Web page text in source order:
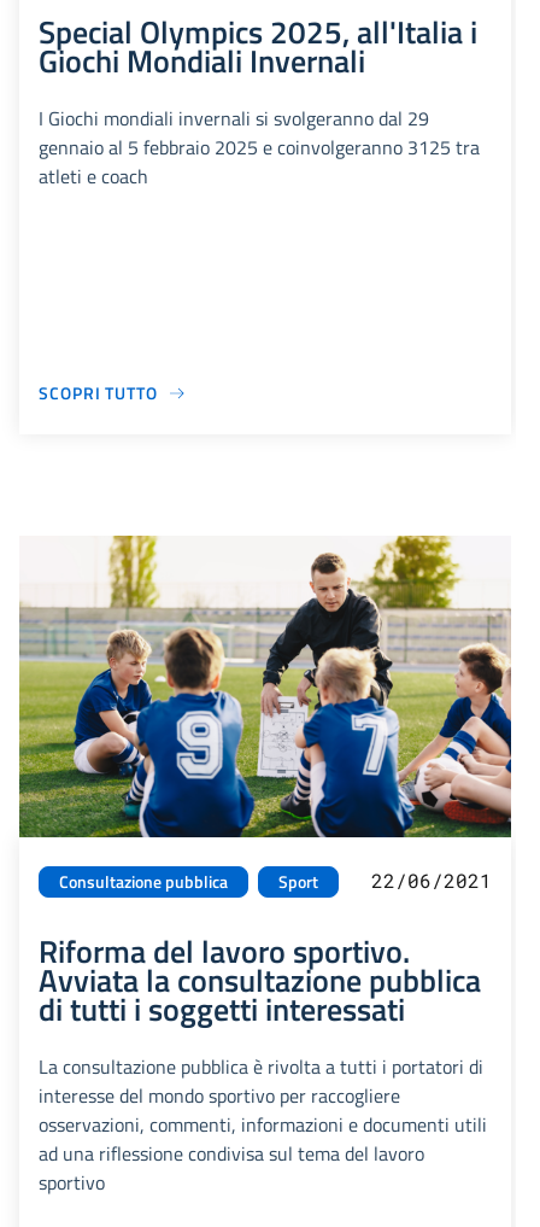
Special Olympics 2025, all'Italia i
Giochi Mondiali Invernali
I Giochi mondiali invernali si svolgeranno dal 29
gennaio al 5 febbraio 2025 e coinvolgeranno 3125 tra
atleti e coach
SCOPRI TUTTO
Consultazione pubblica Sport 22/06/2021
Riforma del lavoro sportivo.
Avviata la consultazione pubblica
di tutti i soggetti interessati
La consultazione pubblica è rivolta a tutti i portatori di
interesse del mondo sportivo per raccogliere
osservazioni, commenti, informazioni e documenti utili
ad una riflessione condivisa sul tema del lavoro
sportivo